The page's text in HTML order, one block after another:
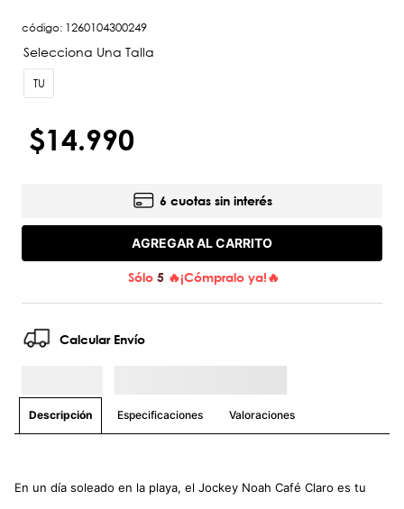
código: 1260104300249
TU
$14.990
6 cuotas sin interés
AGREGAR AL CARRITO
Sólo5 🔥¡Cómpralo ya!🔥
Calcular Envío
Descripción Especificaciones Valoraciones
En un día soleado en la playa, el Jockey Noah Café Claro es tu